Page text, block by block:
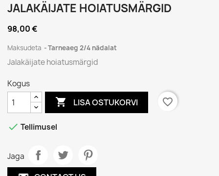
JALAKÄIJATE HOIATUSMÄRGID
98,00 €
Maksudeta Tarneaeg 2/4 nädalat
Jalakäijate hoiatusmärgid
Kogus
 LISA OSTUKORVI favorite_border
 Tellimusel
Jaga